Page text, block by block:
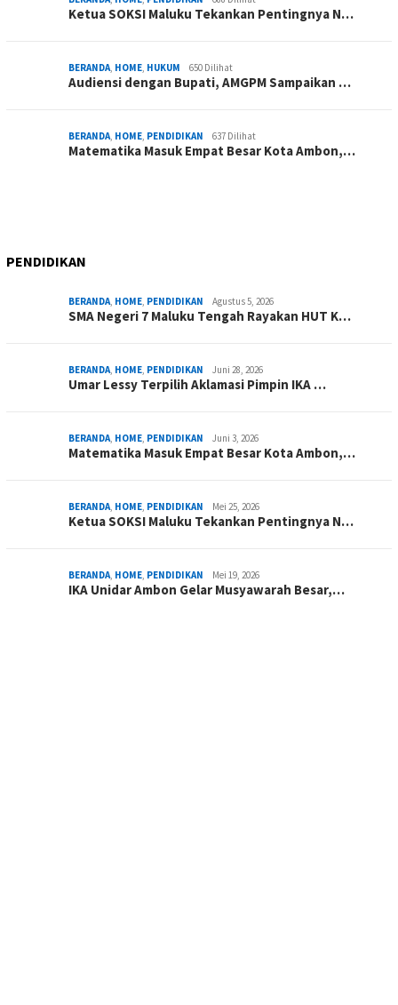
Ketua SOKSI Maluku Tekankan Pentingnya N…
BERANDA, HOME, HUKUM 650 Dilihat
Audiensi dengan Bupati, AMGPM Sampaikan …
BERANDA, HOME, PENDIDIKAN 637 Dilihat
Matematika Masuk Empat Besar Kota Ambon,…
PENDIDIKAN
BERANDA, HOME, PENDIDIKAN Agustus 5, 2026
SMA Negeri 7 Maluku Tengah Rayakan HUT K…
BERANDA, HOME, PENDIDIKAN Juni 28, 2026
Umar Lessy Terpilih Aklamasi Pimpin IKA …
BERANDA, HOME, PENDIDIKAN Juni 3, 2026
Matematika Masuk Empat Besar Kota Ambon,…
BERANDA, HOME, PENDIDIKAN Mei 25, 2026
Ketua SOKSI Maluku Tekankan Pentingnya N…
BERANDA, HOME, PENDIDIKAN Mei 19, 2026
IKA Unidar Ambon Gelar Musyawarah Besar,…